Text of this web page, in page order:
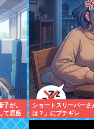
が。
て居座
やっ
ショートスリーパー
は？」にブチギレ